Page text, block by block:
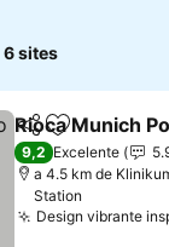
6 sites
PartilharAdicionar
Rioca Munich
9,2 Excelente
a 4.5 km de
Station
Design vibrante